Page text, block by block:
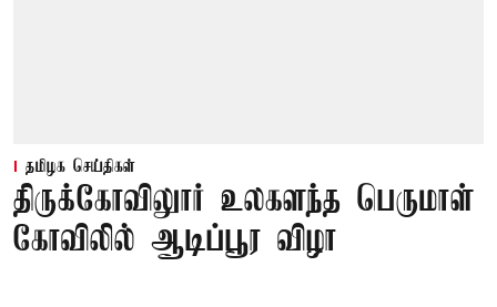
தமிழக செய்திகள்
திருக்கோவிலுார் உலகளந்த பெருமாள்
கோவிலில் ஆடிப்பூர விழா